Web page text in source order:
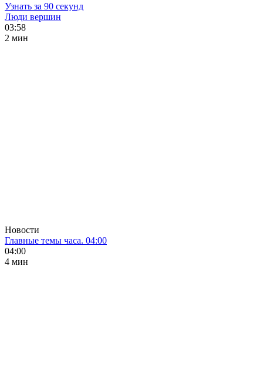
Узнать за 90 секунд
Люди вершин
03:58
2 мин
Новости
Главные темы часа. 04:00
04:00
4 мин